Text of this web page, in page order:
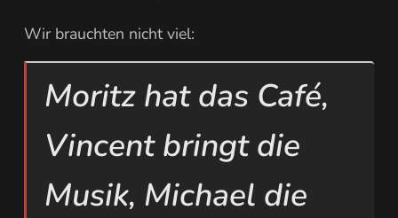
Wir brauchten nicht viel:
Moritz hat das Café,
Vincent bringt die
Musik, Michael die